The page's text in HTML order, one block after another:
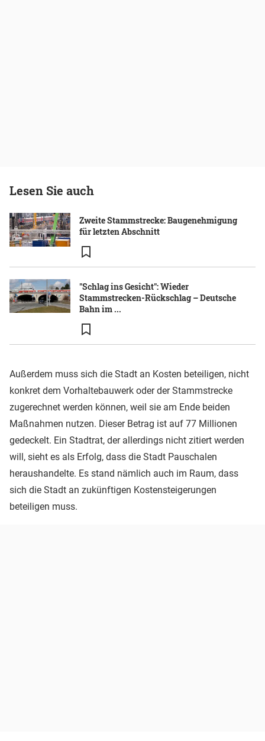
Lesen Sie auch
Zweite Stammstrecke: Baugenehmigung
für letzten Abschnitt
"Schlag ins Gesicht": Wieder
Stammstrecken-Rückschlag – Deutsche
Bahn im ...
Außerdem muss sich die Stadt an Kosten beteiligen, nicht
konkret dem Vorhaltebauwerk oder der Stammstrecke
zugerechnet werden können, weil sie am Ende beiden
Maßnahmen nutzen. Dieser Betrag ist auf 77 Millionen
gedeckelt. Ein Stadtrat, der allerdings nicht zitiert werden
will, sieht es als Erfolg, dass die Stadt Pauschalen
heraushandelte. Es stand nämlich auch im Raum, dass
sich die Stadt an zukünftigen Kostensteigerungen
beteiligen muss.